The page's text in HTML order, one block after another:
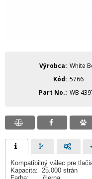
Výrobca White
Kód 5766
Part No. WB
Kompatibilný válec pre
Kapacita: 25.000 strán